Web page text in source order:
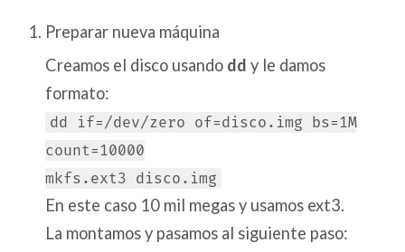
Preparar nueva máquina
Creamos el disco usando dd y le damos
formato:
dd if=/dev/zero of=disco.img bs=1M
count=10000
mkfs.ext3 disco.img
En este caso 10 mil megas y usamos ext3.
La montamos y pasamos al siguiente paso: